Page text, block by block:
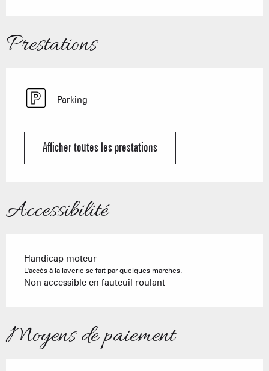
Prestations
Parking
Afficher toutes les prestations
Accessibilité
Handicap moteur
L'accès à la laverie se fait par quelques marches.
Non accessible en fauteuil roulant
Moyens de paiement